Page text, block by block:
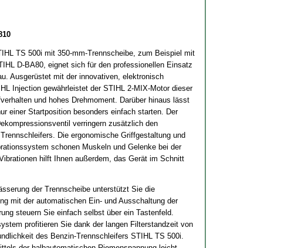
TS 500i mit 350-mm-Trennscheibe, zum Beispiel mit
D-BA80, eignet sich für den professionellen Einsatz
Ausgerüstet mit der innovativen, elektronisch
Injection gewährleistet der STIHL 2-MIX-Motor dieser
und hohes Drehmoment. Darüber hinaus lässt
einer Startposition besonders einfach starten. Der
verringern zusätzlich den
Die ergonomische Griffgestaltung und
schonen Muskeln und Gelenke bei der
hilft Ihnen außerdem, das Gerät im Schnitt
der Trennscheibe unterstützt Sie die
mit der automatischen Ein- und Ausschaltung der
steuern Sie einfach selbst über ein Tastenfeld.
profitieren Sie dank der langen Filterstandzeit von
des Benzin-Trennschleifers STIHL TS 500i.